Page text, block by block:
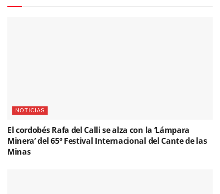
NOTICIAS
El cordobés Rafa del Calli se alza con la ‘Lámpara
Minera’ del 65º Festival Internacional del Cante de las
Minas